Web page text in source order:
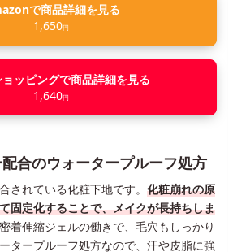
で商品詳細を見る
1,650円
ッピングで商品詳細を見る
1,640円
合のウォータープルーフ処方
されている化粧下地です。 化粧崩れの原
固定化することで、メイクが長持ちしま
着伸縮ジェルの働きで、毛穴もしっかり
タープルーフ処方なので、汗や皮脂に強